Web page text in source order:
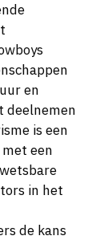
en
deelnemen
is een
een
in het
de kans